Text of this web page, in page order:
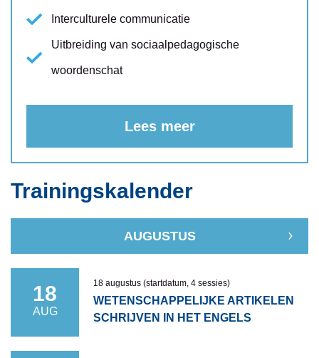
Trainingskalender
AUGUSTUS
18
AUG
18 augustus (startdatum, 4 sessies)
WETENSCHAPPELIJKE ARTIKELEN
SCHRIJVEN IN HET ENGELS
Interculturele communicatie
Uitbreiding van sociaalpedagogische
woordenschat
Lees meer